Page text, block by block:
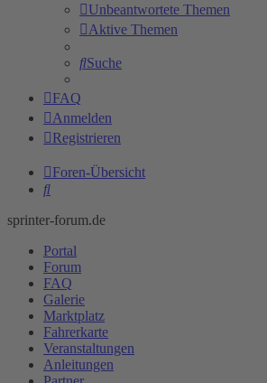
Unbeantwortete Themen
Aktive Themen
Suche
FAQ
Anmelden
Registrieren
Foren-Übersicht
Suche
sprinter-forum.de
Portal
Forum
FAQ
Galerie
Marktplatz
Fahrerkarte
Veranstaltungen
Anleitungen